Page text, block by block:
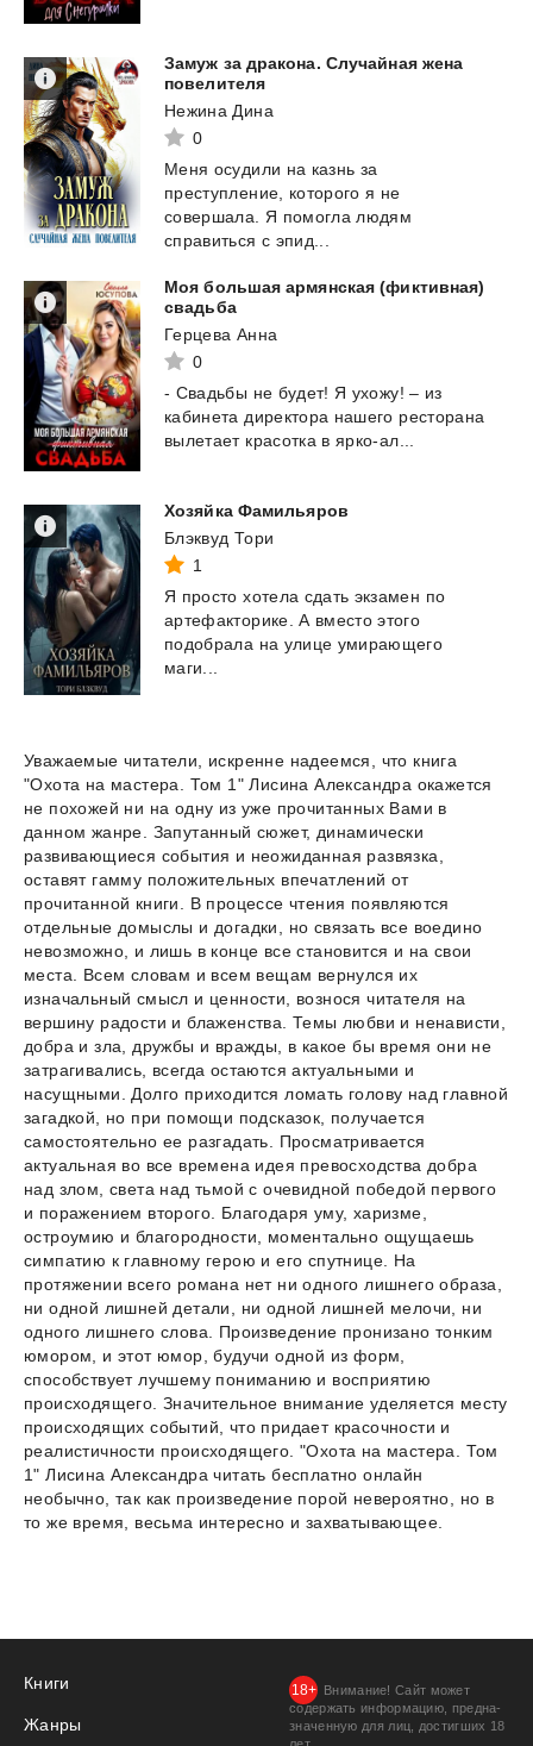
Замуж за дракона. Случайная жена
повелителя
Нежина Дина
0
Меня осудили на казнь за
преступление, которого я не
совершала. Я помогла людям
справиться с эпид...
Моя большая армянская (фиктивная)
свадьба
Герцева Анна
0
- Свадьбы не будет! Я ухожу! – из
кабинета директора нашего ресторана
вылетает красотка в ярко-ал...
Хозяйка Фамильяров
Блэквуд Тори
1
Я просто хотела сдать экзамен по
артефакторике. А вместо этого
подобрала на улице умирающего
маги...
Уважаемые читатели, искренне надеемся, что книга
"Охота на мастера. Том 1" Лисина Александра окажется
не похожей ни на одну из уже прочитанных Вами в
данном жанре. Запутанный сюжет, динамически
развивающиеся события и неожиданная развязка,
оставят гамму положительных впечатлений от
прочитанной книги. В процессе чтения появляются
отдельные домыслы и догадки, но связать все воедино
невозможно, и лишь в конце все становится и на свои
места. Всем словам и всем вещам вернулся их
изначальный смысл и ценности, вознося читателя на
вершину радости и блаженства. Темы любви и ненависти,
добра и зла, дружбы и вражды, в какое бы время они не
затрагивались, всегда остаются актуальными и
насущными. Долго приходится ломать голову над главной
загадкой, но при помощи подсказок, получается
самостоятельно ее разгадать. Просматривается
актуальная во все времена идея превосходства добра
над злом, света над тьмой с очевидной победой первого
и поражением второго. Благодаря уму, харизме,
остроумию и благородности, моментально ощущаешь
симпатию к главному герою и его спутнице. На
протяжении всего романа нет ни одного лишнего образа,
ни одной лишней детали, ни одной лишней мелочи, ни
одного лишнего слова. Произведение пронизано тонким
юмором, и этот юмор, будучи одной из форм,
способствует лучшему пониманию и восприятию
происходящего. Значительное внимание уделяется месту
происходящих событий, что придает красочности и
реалистичности происходящего. "Охота на мастера. Том
1" Лисина Александра читать бесплатно онлайн
необычно, так как произведение порой невероятно, но в
то же время, весьма интересно и захватывающее.
Книги
Жанры
Внимание! Сайт может
содержать информацию, предна­
значенную для лиц, дости­гших 18